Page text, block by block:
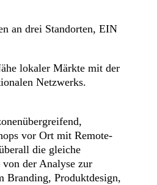
an drei Standorten, EIN
lokaler Märkte mit der
Netzwerks.
vor Ort mit Remote-
die gleiche
von der Analyse zur
Branding, Produktdesign,